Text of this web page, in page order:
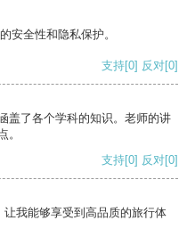
安全性和隐私保护。
支持[0] 反对[0]
盖了各个学科的知识。老师的讲
。
支持[0] 反对[0]
我能够享受到高品质的旅行体